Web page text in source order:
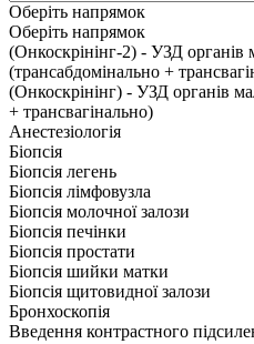
Оберіть напрямок
Оберіть напрямок
(Онкоскрінінг-2) - УЗД органів
(трансабдомінально +
(Онкоскрінінг) - УЗД органів
+ трансвагінально)
Анестезіологія
Біопсія
Біопсія легень
Біопсія лімфовузла
Біопсія молочної залози
Біопсія печінки
Біопсія простати
Біопсія шийки матки
Біопсія щитовидної залози
Бронхоскопія
Введення контрастного